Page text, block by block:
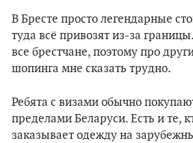
В Бресте просто легендарные
туда всё привозят из-за
все брестчане, поэтому про
шопинга мне сказать трудно.
Ребята с визами обычно
пределами Беларуси. Есть и те,
заказывает одежду на